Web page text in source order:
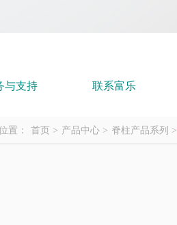
与支持 联系富乐
置： 首页 > 产品中心 > 脊柱产品系列 >